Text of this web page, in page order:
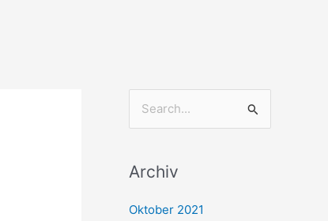
h
e
Archiv
Oktober 2021